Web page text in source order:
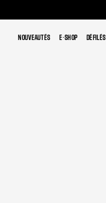
NOUVEAUTÉS E-SHOP DÉFILÉS
NOUVEAUTÉS E-SHOP DÉFILÉS